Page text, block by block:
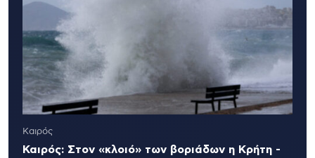
Καιρός
Καιρός: Στον «κλοιό» των βοριάδων η Κρήτη -